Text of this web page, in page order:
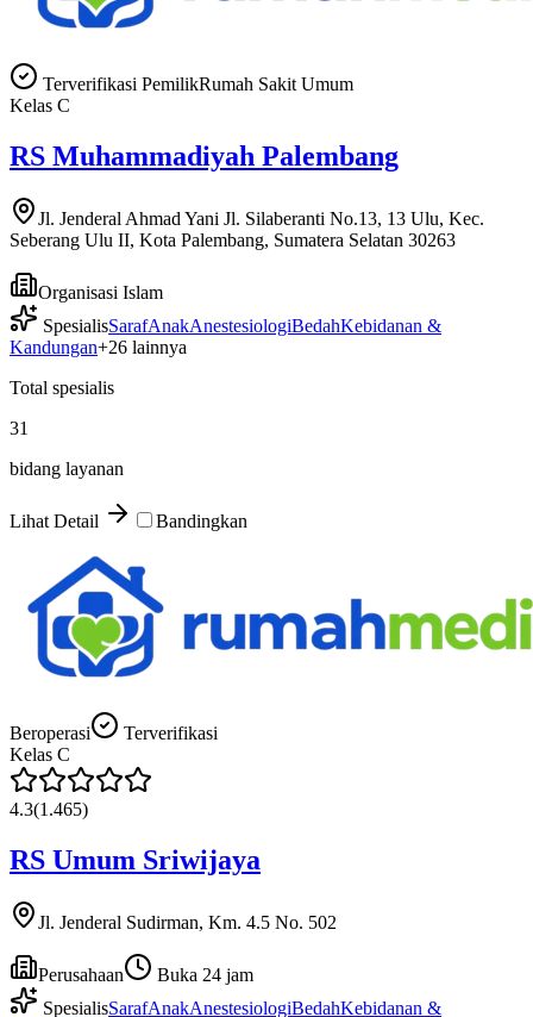
Terverifikasi PemilikRumah Sakit Umum
Kelas C
RS Muhammadiyah Palembang
Jl. Jenderal Ahmad Yani Jl. Silaberanti No.13, 13 Ulu, Kec.
Seberang Ulu II, Kota Palembang, Sumatera Selatan 30263
Organisasi Islam
SpesialisSarafAnakAnestesiologiBedahKebidanan &
Kandungan+26 lainnya
Total spesialis
31
bidang layanan
Lihat Detail Bandingkan
Beroperasi
Terverifikasi
Kelas C
4.3(1.465)
RS Umum Sriwijaya
Jl. Jenderal Sudirman, Km. 4.5 No. 502
Perusahaan
Buka 24 jam
SpesialisSarafAnakAnestesiologiBedahKebidanan &